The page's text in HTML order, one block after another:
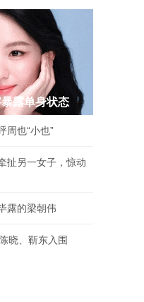
露单身状态
周也“小也”
扯另一女子，惊动
露的梁朝伟
晓、靳东入围